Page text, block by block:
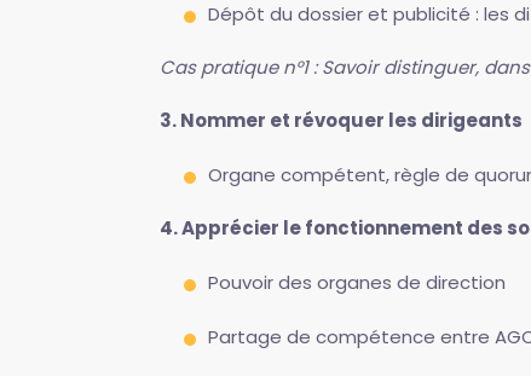
Dépôt du dossier et publicité : les
Cas pratique n°1 : Savoir distinguer,
3. Nommer et révoquer les dirigeants
Organe compétent, règle de
4. Apprécier le fonctionnement des
Pouvoir des organes de direction
Partage de compétence entre